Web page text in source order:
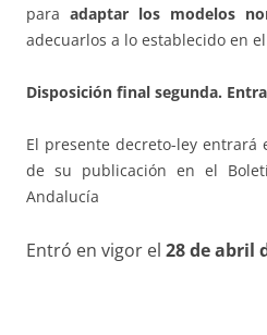
para adaptar los modelos
adecuarlos a lo establecido en
Disposición final segunda.
El presente decreto-ley
de su publicación en el
Andalucía
Entró en vigor el 28 de abril